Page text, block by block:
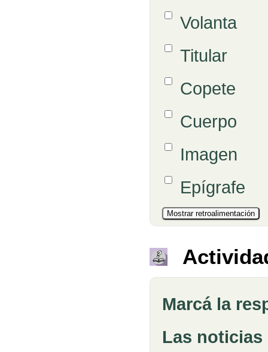
Respuestas
Opción 1Volanta
Opción 2Titular
Opción 3Copete
Opción 4Cuerpo
Opción 5Imagen
Opción 6Epígrafe
Pregunta
Marcá la
Las noticias